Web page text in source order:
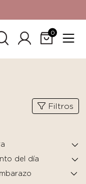
0
Filtros
del día